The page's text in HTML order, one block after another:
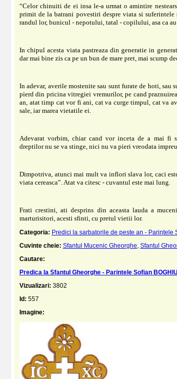
“Celor chinuiti de ei insa le-a urmat o amintire
primit de la batrani povestiri despre viata si
randul lor, bunicul - nepotului, tatal - copilului, asa ca au
In chipul acesta viata pastreaza din generatie in
dar mai bine zis ca pe un bun de mare pret, mai scump
In adevar, averile mostenite sau sunt furate de hoti, sau
pierd din pricina vitregiei vremurilor, pe cand
an, atat timp cat vor fi ani, cat va curge timpul, cat va
sale, iar marea vietatile ei.
Adevarat vorbim, chiar cand vor inceta de a mai fi
dreptilor nu se va stinge, nici nu va pieri vreodata
Dimpotriva, atunci mai mult va inflori slava lor, caci
viata cereasca”. Atat va citesc - cuvantul este mai lung.
Frati crestini, ati desprins din aceasta lauda a
marturisitori, acesti sfinti, cu pretul vietii lor.
Categoria: Predici la sarbatorile de peste an - Parintele
Cuvinte cheie: Sfantul Mucenic Gheorghe Sfantul
Cautare:
Predica la Sfantul Gheorghe - Parintele Sofian BOGHIU
Vizualizari: 3802
Id: 557
Imagine: